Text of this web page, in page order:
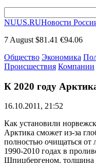
NUUS.RUНовости
7 August $81.41 €94.06
Общество Экономика
Происшествия Компании
К 2020 году
16.10.2011, 21:52
Как установили
Арктика сможет из-за
полностью очищаться
1990-2010 годах в
Шпицбергеном, толщина